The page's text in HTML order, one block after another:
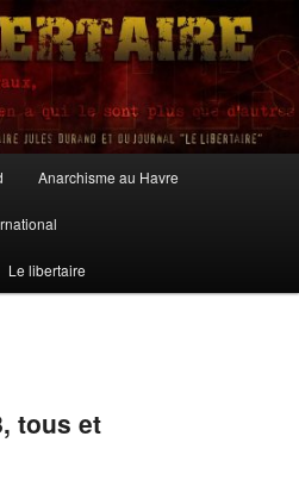
Anarchisme au Havre
Le libertaire
tous et